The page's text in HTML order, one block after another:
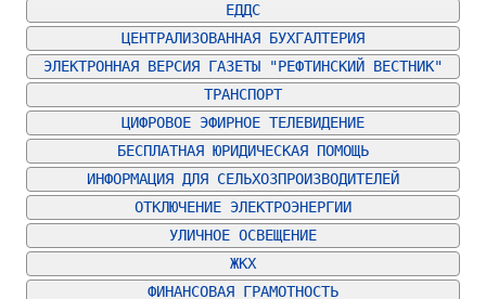
ЕДДС
ЦЕНТРАЛИЗОВАННАЯ БУХГАЛТЕРИЯ
ЭЛЕКТРОННАЯ ВЕРСИЯ ГАЗЕТЫ "РЕФТИНСКИЙ ВЕСТНИК"
ТРАНСПОРТ
ЦИФРОВОЕ ЭФИРНОЕ ТЕЛЕВИДЕНИЕ
БЕСПЛАТНАЯ ЮРИДИЧЕСКАЯ ПОМОЩЬ
ИНФОРМАЦИЯ ДЛЯ СЕЛЬХОЗПРОИЗВОДИТЕЛЕЙ
ОТКЛЮЧЕНИЕ ЭЛЕКТРОЭНЕРГИИ
УЛИЧНОЕ ОСВЕЩЕНИЕ
ЖКХ
ФИНАНСОВАЯ ГРАМОТНОСТЬ